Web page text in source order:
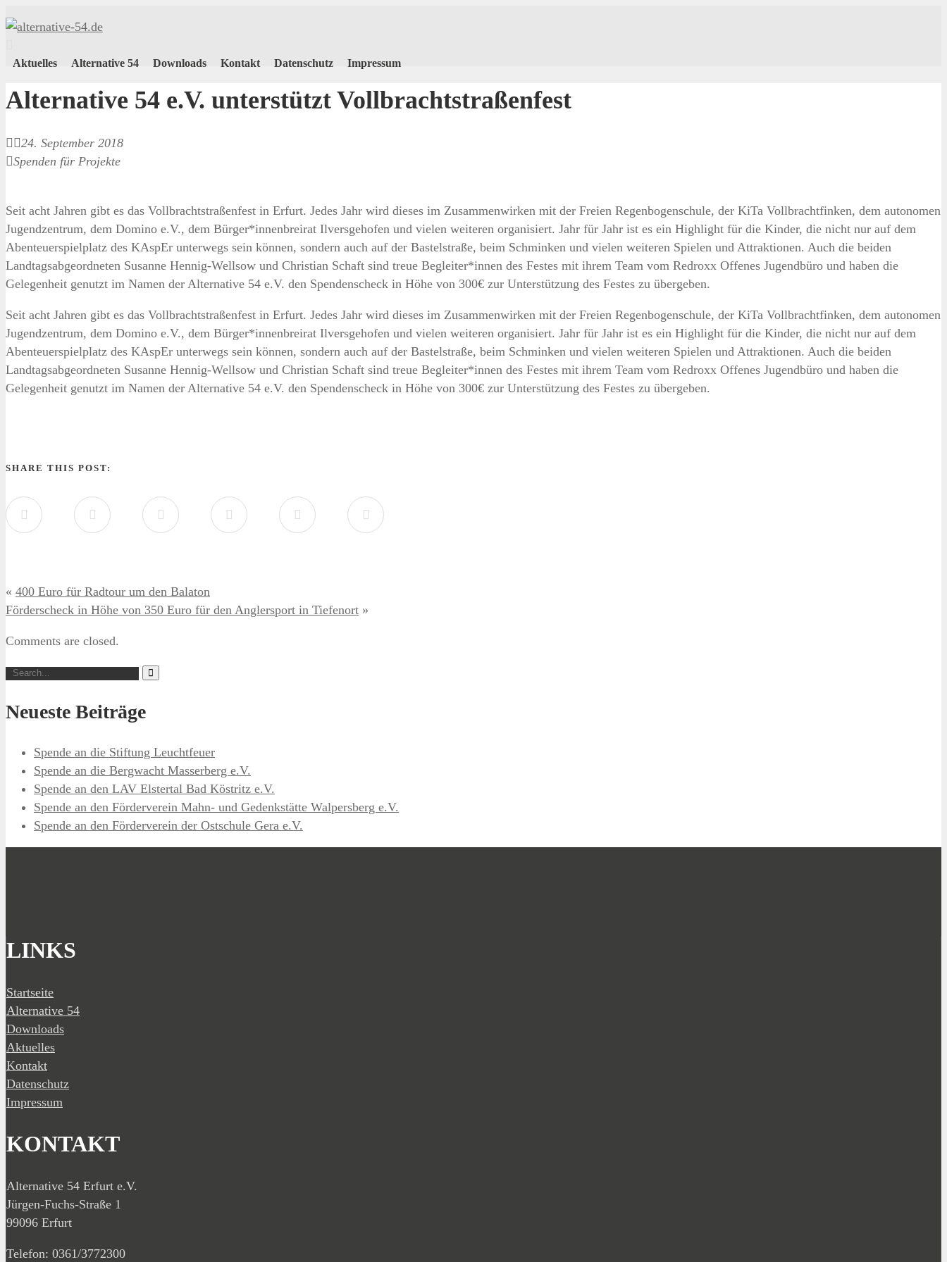
Aktuelles Alternative 54 Downloads Kontakt Datenschutz Impressum
Alternative 54 e.V. unterstützt Vollbrachtstraßenfest
24. September 2018
Spenden für Projekte
Seit acht Jahren gibt es das Vollbrachtstraßenfest in Erfurt. Jedes Jahr wird dieses im Zusammenwirken mit der Freien Regenbogenschule, der KiTa Vollbrachtfinken, dem autonomen
Jugendzentrum, dem Domino e.V., dem Bürger*innenbreirat Ilversgehofen und vielen weiteren organisiert. Jahr für Jahr ist es ein Highlight für die Kinder, die nicht nur auf dem
Abenteuerspielplatz des KAspEr unterwegs sein können, sondern auch auf der Bastelstraße, beim Schminken und vielen weiteren Spielen und Attraktionen. Auch die beiden
Landtagsabgeordneten Susanne Hennig-Wellsow und Christian Schaft sind treue Begleiter*innen des Festes mit ihrem Team vom Redroxx Offenes Jugendbüro und haben die
Gelegenheit genutzt im Namen der Alternative 54 e.V. den Spendenscheck in Höhe von 300€ zur Unterstützung des Festes zu übergeben.
Seit acht Jahren gibt es das Vollbrachtstraßenfest in Erfurt. Jedes Jahr wird dieses im Zusammenwirken mit der Freien Regenbogenschule, der KiTa Vollbrachtfinken, dem autonomen
Jugendzentrum, dem Domino e.V., dem Bürger*innenbreirat Ilversgehofen und vielen weiteren organisiert. Jahr für Jahr ist es ein Highlight für die Kinder, die nicht nur auf dem
Abenteuerspielplatz des KAspEr unterwegs sein können, sondern auch auf der Bastelstraße, beim Schminken und vielen weiteren Spielen und Attraktionen. Auch die beiden
Landtagsabgeordneten Susanne Hennig-Wellsow und Christian Schaft sind treue Begleiter*innen des Festes mit ihrem Team vom Redroxx Offenes Jugendbüro und haben die
Gelegenheit genutzt im Namen der Alternative 54 e.V. den Spendenscheck in Höhe von 300€ zur Unterstützung des Festes zu übergeben.
SHARE THIS POST:
« 400 Euro für Radtour um den Balaton
Förderscheck in Höhe von 350 Euro für den Anglersport in Tiefenort »
Comments are closed.
Neueste Beiträge
Spende an die Stiftung Leuchtfeuer
Spende an die Bergwacht Masserberg e.V.
Spende an den LAV Elstertal Bad Köstritz e.V.
Spende an den Förderverein Mahn- und Gedenkstätte Walpersberg e.V.
Spende an den Förderverein der Ostschule Gera e.V.
LINKS
Startseite
Alternative 54
Downloads
Aktuelles
Kontakt
Datenschutz
Impressum
KONTAKT
Alternative 54 Erfurt e.V.
Jürgen-Fuchs-Straße 1
99096 Erfurt
Telefon: 0361/3772300